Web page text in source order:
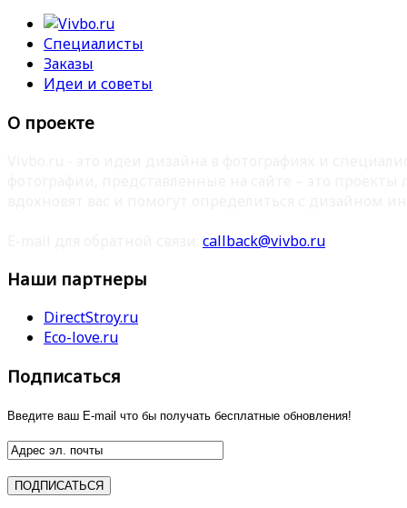
Специалисты
Заказы
Идеи и советы
О проекте
callback@vivbo.ru
Наши партнеры
DirectStroy.ru
Eco-love.ru
Подписаться
Введите ваш E-mail что бы получать бесплатные обновления!